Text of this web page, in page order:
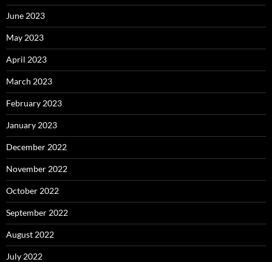
June 2023
May 2023
April 2023
March 2023
February 2023
January 2023
December 2022
November 2022
October 2022
September 2022
August 2022
July 2022